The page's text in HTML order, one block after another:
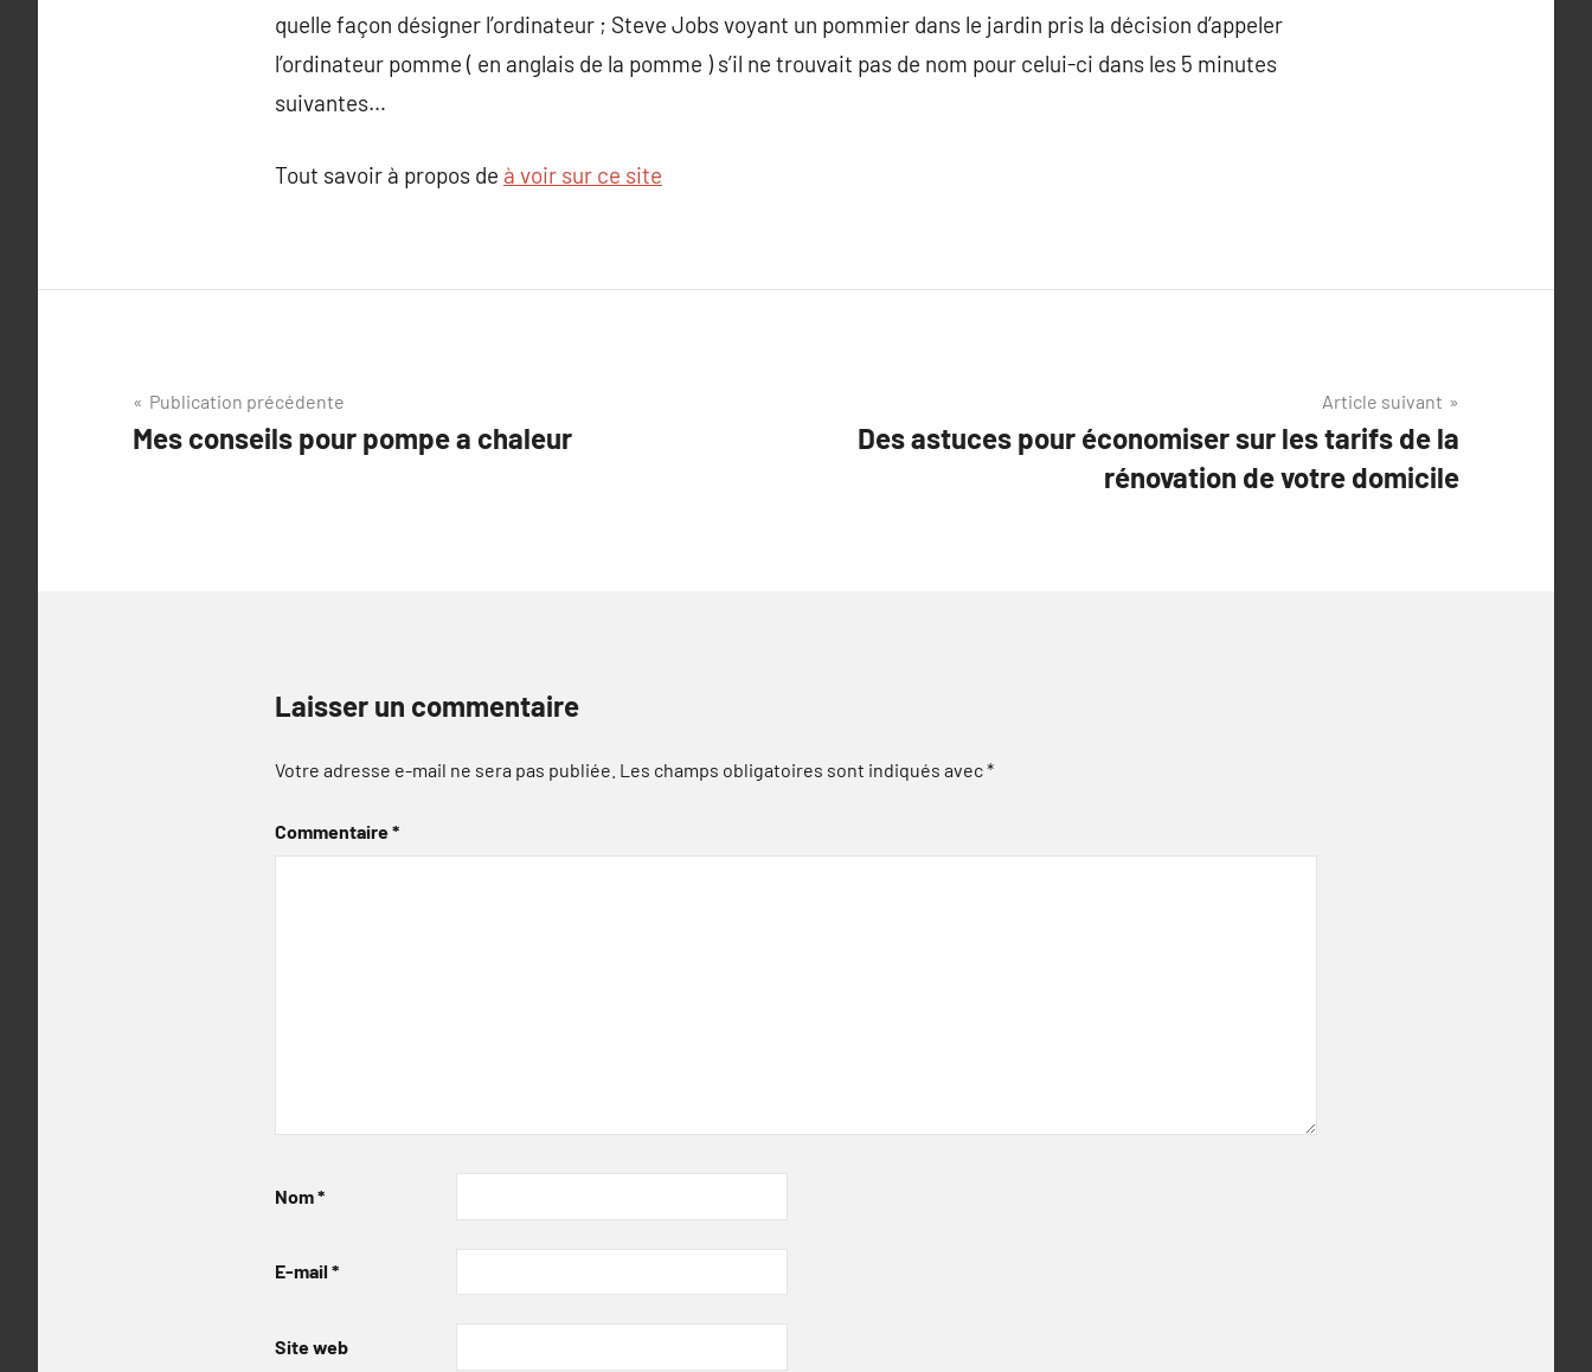
quelle façon désigner l’ordinateur ; Steve Jobs voyant un pommier dans le jardin pris la décision d’appeler
l’ordinateur pomme ( en anglais de la pomme ) s’il ne trouvait pas de nom pour celui-ci dans les 5 minutes
suivantes…
Tout savoir à propos de à voir sur ce site
Navigation
de
Publication précédente
Mes conseils pour pompe a chaleur
Article suivant
Des astuces pour économiser sur les tarifs de la
rénovation de votre domicile
Laisser un commentaire
Votre adresse e-mail ne sera pas publiée. Les champs obligatoires sont indiqués avec*
Commentaire*
Nom*
E-mail *
Site web